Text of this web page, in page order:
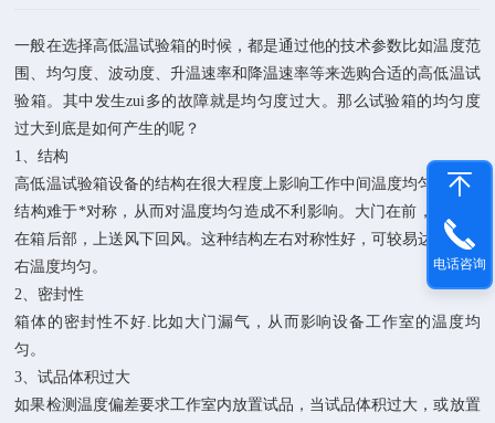
一般在选择高低温试验箱的时候，都是通过他的技术参数比如温度范
围、均匀度、波动度、升温速率和降温速率等来选购合适的高低温试
验箱。其中发生zui多的故障就是均匀度过大。那么试验箱的均匀度
过大到底是如何产生的呢？
1、结构
高低温试验箱设备的结构在很大程度上影响工作中间温度均匀。由于
结构难于*对称，从而对温度均匀造成不利影响。大门在前，空调室
在箱后部，上送风下回风。这种结构左右对称性好，可较易达到左、
右温度均匀。
2、密封性
箱体的密封性不好.比如大门漏气，从而影响设备工作室的温度均
匀。
3、试品体积过大
如果检测温度偏差要求工作室内放置试品，当试品体积过大，或放置
电话咨询